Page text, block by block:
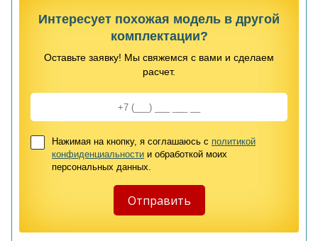
Интересует похожая модель в другой
комплектации?
Оставьте заявку! Мы свяжемся с вами и сделаем
расчет.
Нажимая на кнопку, я соглашаюсь с политикой
конфиденциальности и обработкой моих
персональных данных.